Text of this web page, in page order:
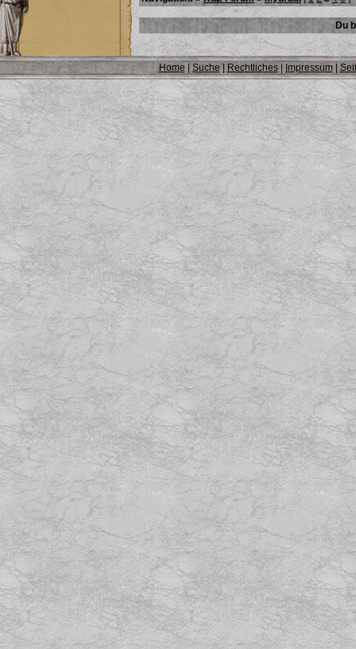
Du
Home| Suche | Rechtliches| Impressum|